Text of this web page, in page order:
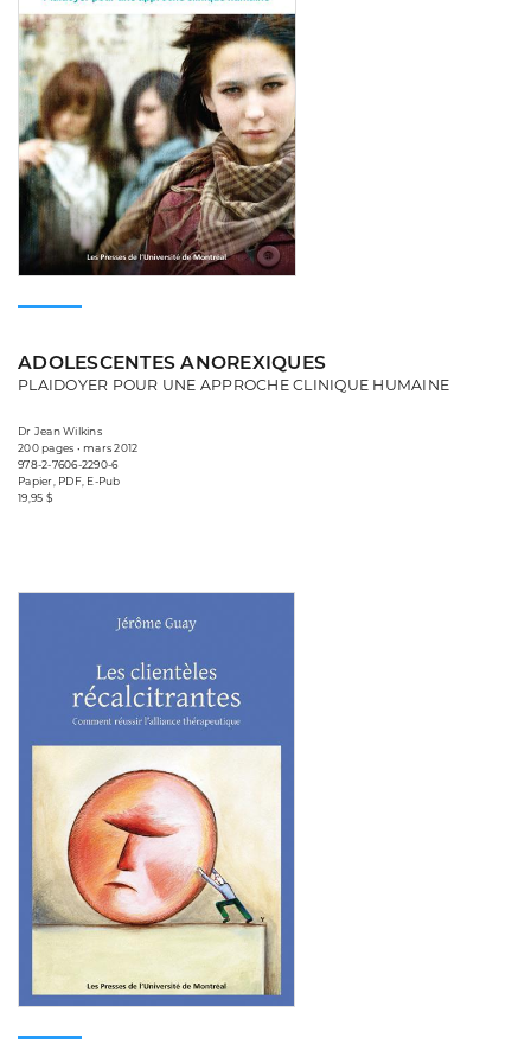
ADOLESCENTES ANOREXIQUES
PLAIDOYER POUR UNE APPROCHE CLINIQUE HUMAINE
Dr Jean Wilkins
200 pages • mars 2012
978-2-7606-2290-6
Papier, PDF, E-Pub
19,95 $